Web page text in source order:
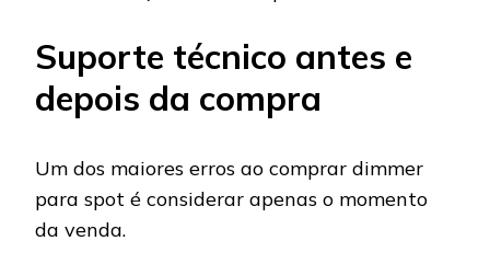
Suporte técnico antes e
depois da compra
Um dos maiores erros ao comprar dimmer
para spot é considerar apenas o momento
da venda.